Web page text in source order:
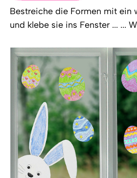
Bestreiche die Formen mit ein
und klebe sie ins Fenster ... ...